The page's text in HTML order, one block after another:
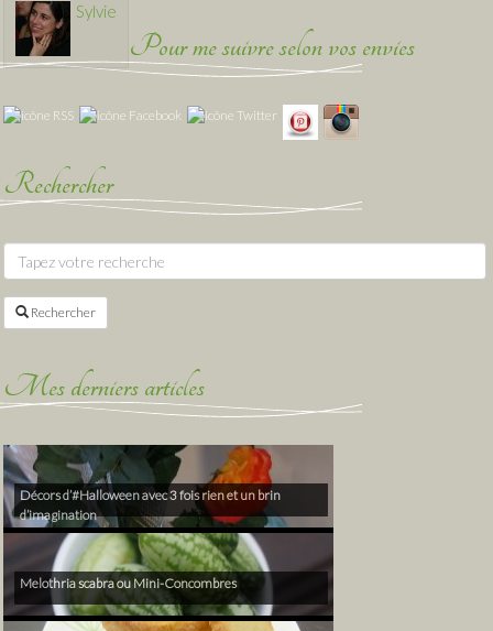
Sylvie
Pour me suivre selon vos envies
Rechercher
Rechercher
Mes derniers articles
Décors d’#Halloween avec 3 fois rien et un brin
d’imagination
Melothria scabra ou Mini-Concombres